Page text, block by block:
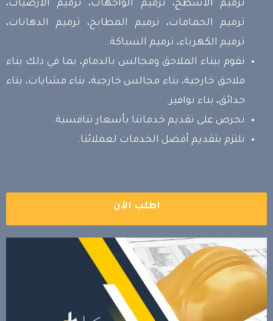
ترميم الأسطح، ترميم الواجهات، ترميم الأرضيات،
ترميم الحمامات، ترميم المطابخ، ترميم الدهانات،
ترميم الكهرباء، ترميم السباكة.
نقوم ببناء الملاحق ومجالس بالدمام، بما في ذلك بناء
ملاحق خارجية، بناء مجالس خارجية، بناء مشايات، بناء
حدائق، بناء نوافير.
نحرص على تقديم خدماتنا بأسعار تنافسية.
نلتزم بتقديم أفضل الخدمات لعملائنا.
اطلب الأن